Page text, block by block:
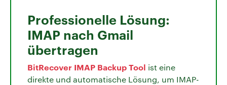
Professionelle Lösung:
IMAP nach Gmail
übertragen
BitRecover IMAP Backup Tool ist eine
direkte und automatische Lösung, um IMAP-